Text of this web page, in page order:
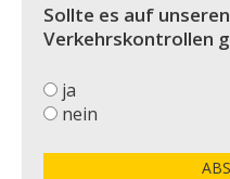
Sollte es auf
Verkehrskontrollen
ja
nein